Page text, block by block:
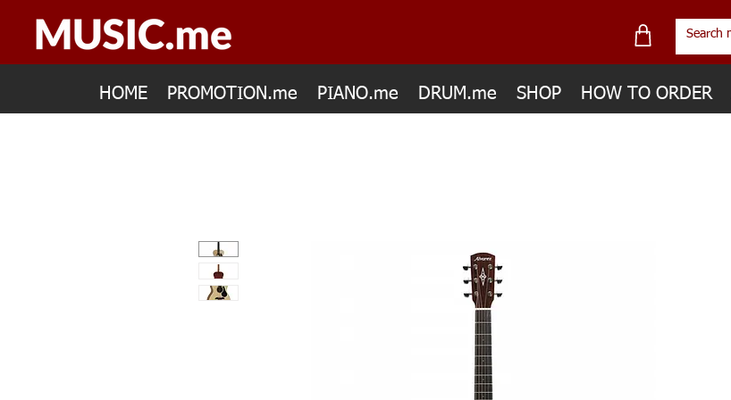
HOME PROMOTION.me PIANO.me DRUM.me SHOP HOW TO ORDER